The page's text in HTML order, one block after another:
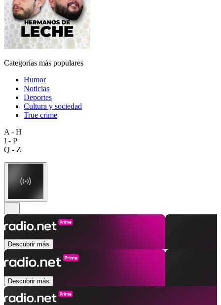
Categorías más populares
Humor
Noticias
Deportes
Cultura y sociedad
True crime
A - H
I - P
Q - Z
Descubrir más
Descubrir más